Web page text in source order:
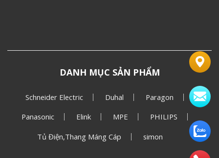
DANH MỤC SẢN PHẨM
Schneider Electric Duhal Paragon
Panasonic Elink MPE PHILIPS
Tủ Điện,Thang Máng Cáp simon